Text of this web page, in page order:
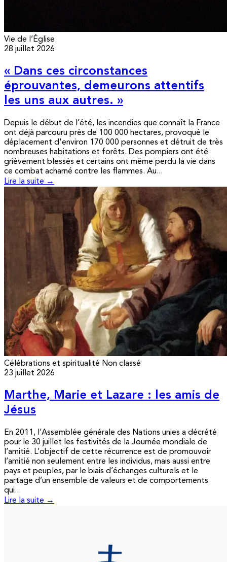
Vie de l’Église
28 juillet 2026
« Dans ces circonstances
éprouvantes, demeurons attentifs
les uns aux autres. »
Depuis le début de l’été, les incendies que connaît la France
ont déjà parcouru près de 100 000 hectares, provoqué le
déplacement d'environ 170 000 personnes et détruit de très
nombreuses habitations et forêts. Des pompiers ont été
grièvement blessés et certains ont même perdu la vie dans
ce combat acharné contre les flammes. Au...
Lire la suite →
Célébrations et spiritualité Non classé
23 juillet 2026
Marthe, Marie et Lazare : les amis de
Jésus
En 2011, l’Assemblée générale des Nations unies a décrété
pour le 30 juillet les festivités de la Journée mondiale de
l’amitié. L’objectif de cette récurrence est de promouvoir
l’amitié non seulement entre les individus, mais aussi entre
pays et peuples, par le biais d’échanges culturels et le
partage d’un ensemble de valeurs et de comportements
qui...
Lire la suite →